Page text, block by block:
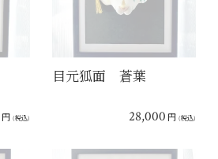
円 (税込)
目元狐面 蒼葉
28,000 円 (税込)